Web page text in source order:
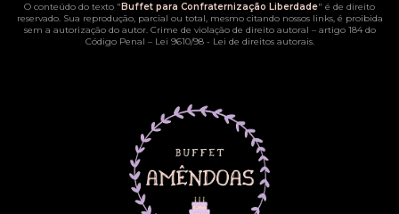
O conteúdo do texto " Buffet para Confraternização Liberdade" é de direito
reservado. Sua reprodução, parcial ou total, mesmo citando nossos links, é proibida
sem a autorização do autor. Crime de violação de direito autoral – artigo 184 do
Código Penal – Lei 9610/98 - Lei de direitos autorais.